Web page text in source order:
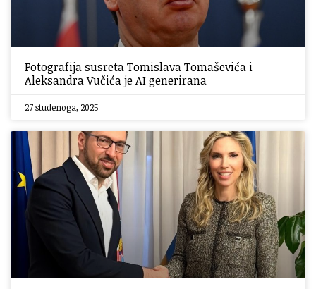
Fotografija susreta Tomislava Tomaševića i
Aleksandra Vučića je AI generirana
27 studenoga, 2025